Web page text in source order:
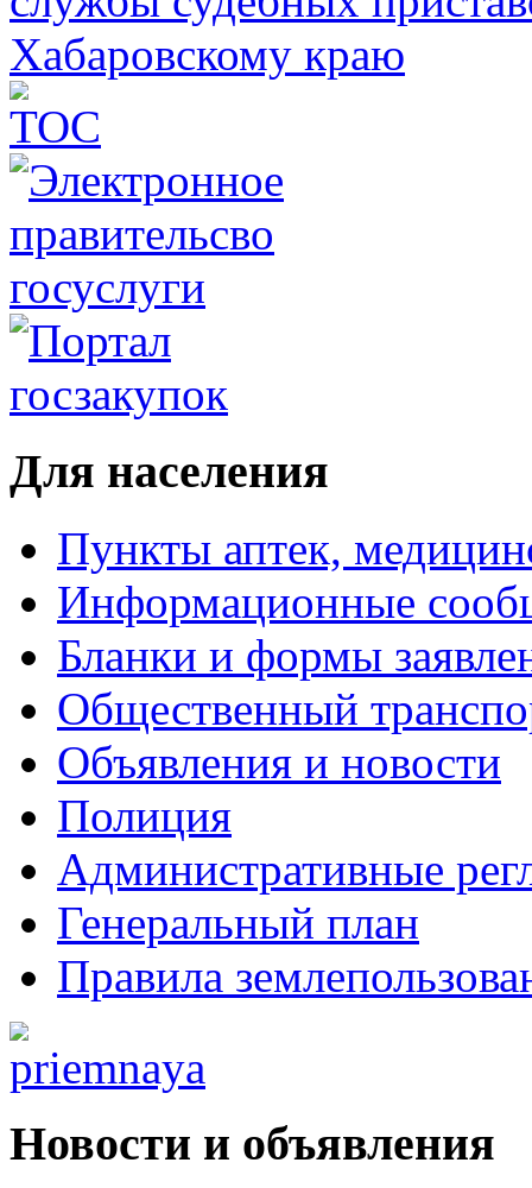
Для населения
Пункты аптек,
Информационные
Бланки и формы
Общественный
Объявления и новости
Полиция
Административные
Генеральный план
Правила
Новости и объявления